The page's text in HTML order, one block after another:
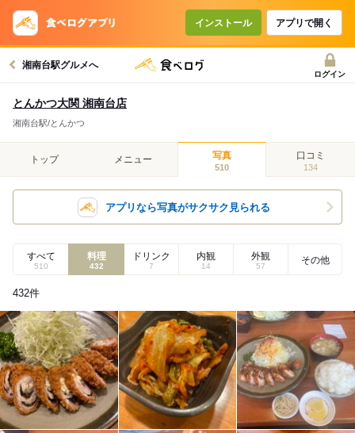
インストール アプリで開く
湘南台駅グルメへ
ログイン
とんかつ大関 湘南台店
湘南台駅/とんかつ
トップ メニュー 写真
510
口コミ
134
アプリなら写真がサクサク見られる
すべて
510
料理
432
ドリンク
7
内観
14
外観
57
その他
432件